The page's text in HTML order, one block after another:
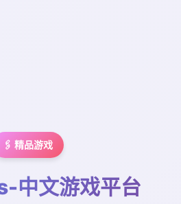
🖇️ 精品游戏
中文游戏平台